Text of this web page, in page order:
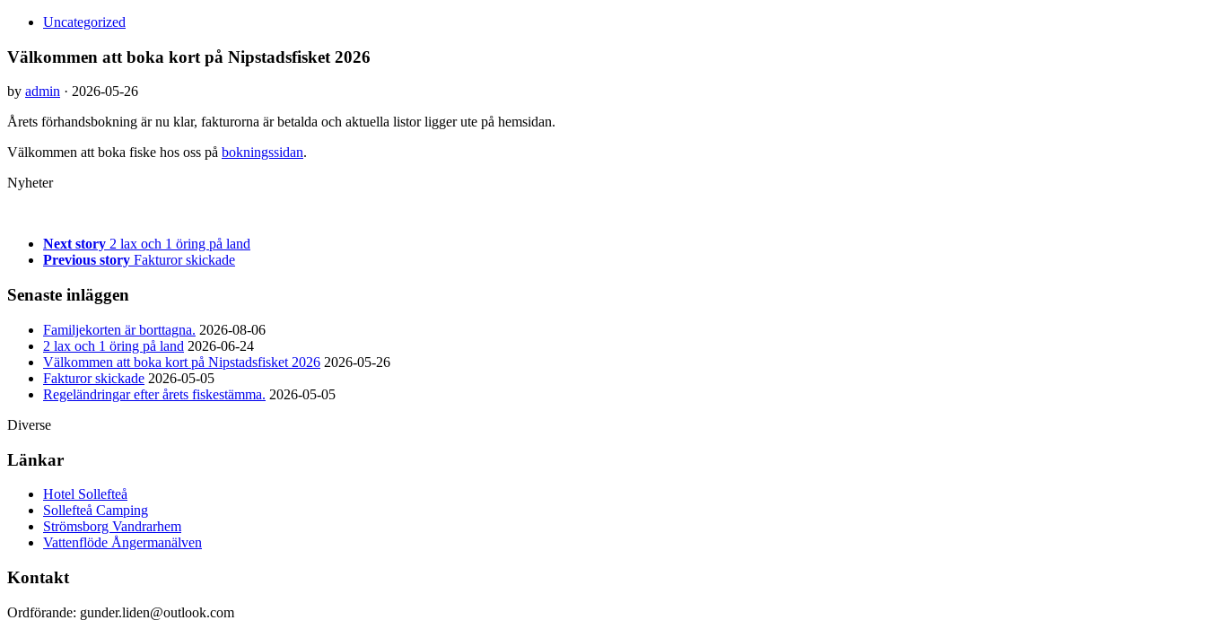
Uncategorized
Välkommen att boka kort på Nipstadsfisket 2026
by admin · 2026-05-26
Årets förhandsbokning är nu klar, fakturorna är betalda och aktuella listor ligger ute på hemsidan.
Välkommen att boka fiske hos oss på bokningssidan.
Nyheter
Next story 2 lax och 1 öring på land
Previous story Fakturor skickade
Senaste inläggen
Familjekorten är borttagna. 2026-08-06
2 lax och 1 öring på land 2026-06-24
Välkommen att boka kort på Nipstadsfisket 2026 2026-05-26
Fakturor skickade 2026-05-05
Regeländringar efter årets fiskestämma. 2026-05-05
Diverse
Länkar
Hotel Sollefteå
Sollefteå Camping
Strömsborg Vandrarhem
Vattenflöde Ångermanälven
Kontakt
Ordförande: gunder.liden@outlook.com